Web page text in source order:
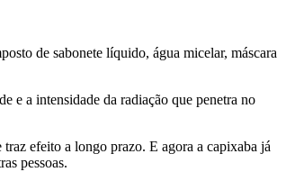
de sabonete líquido, água micelar, máscara
e a intensidade da radiação que penetra no
efeito a longo prazo. E agora a capixaba já
pessoas.